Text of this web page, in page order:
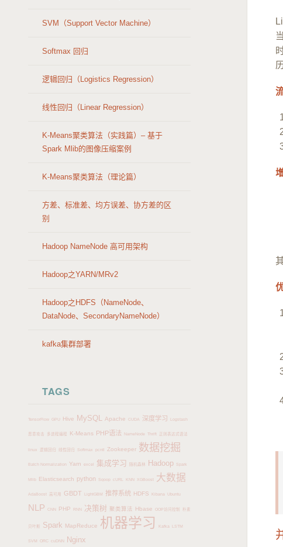
SVM（Support Vector Machine）
Softmax 回归
逻辑回归（Logistics Regression）
线性回归（Linear Regression）
K-Means聚类算法（实践篇）– 基于
Spark Mlib的图像压缩案例
K-Means聚类算法（理论篇）
方差、标准差、均方误差、协方差的区
别
Hadoop NameNode 高可用架构
Hadoop之YARN/MRv2
Hadoop之HDFS（NameNode、
DataNode、SecondaryNameNode）
kafka集群部署
TAGS
TensorFlow GPU Hive MySQL Apache CUDA 深度学习 Logstash
恶意攻击 多进程编程 K-Means PHP语法 NameNode Thrift 正则表达式语法
linux 逻辑回归 线性回归 Softmax pcntl Zookeeper 数据挖掘
Batch Normalization Yarn excel 集成学习 随机森林 Hadoop Spark
Mlib Elasticsearch python Sqoop cURL KNN XGBoost 大数据
AdaBoost 高可用 GBDT LightGBM 推荐系统 HDFS Kibana Ubuntu
NLP CNN PHP RNN 决策树 聚类算法 Hbase OOP访问控制 朴素
贝叶斯 Spark MapReduce 机器学习 Kafka LSTM
SVM ORC cuDNN Nginx